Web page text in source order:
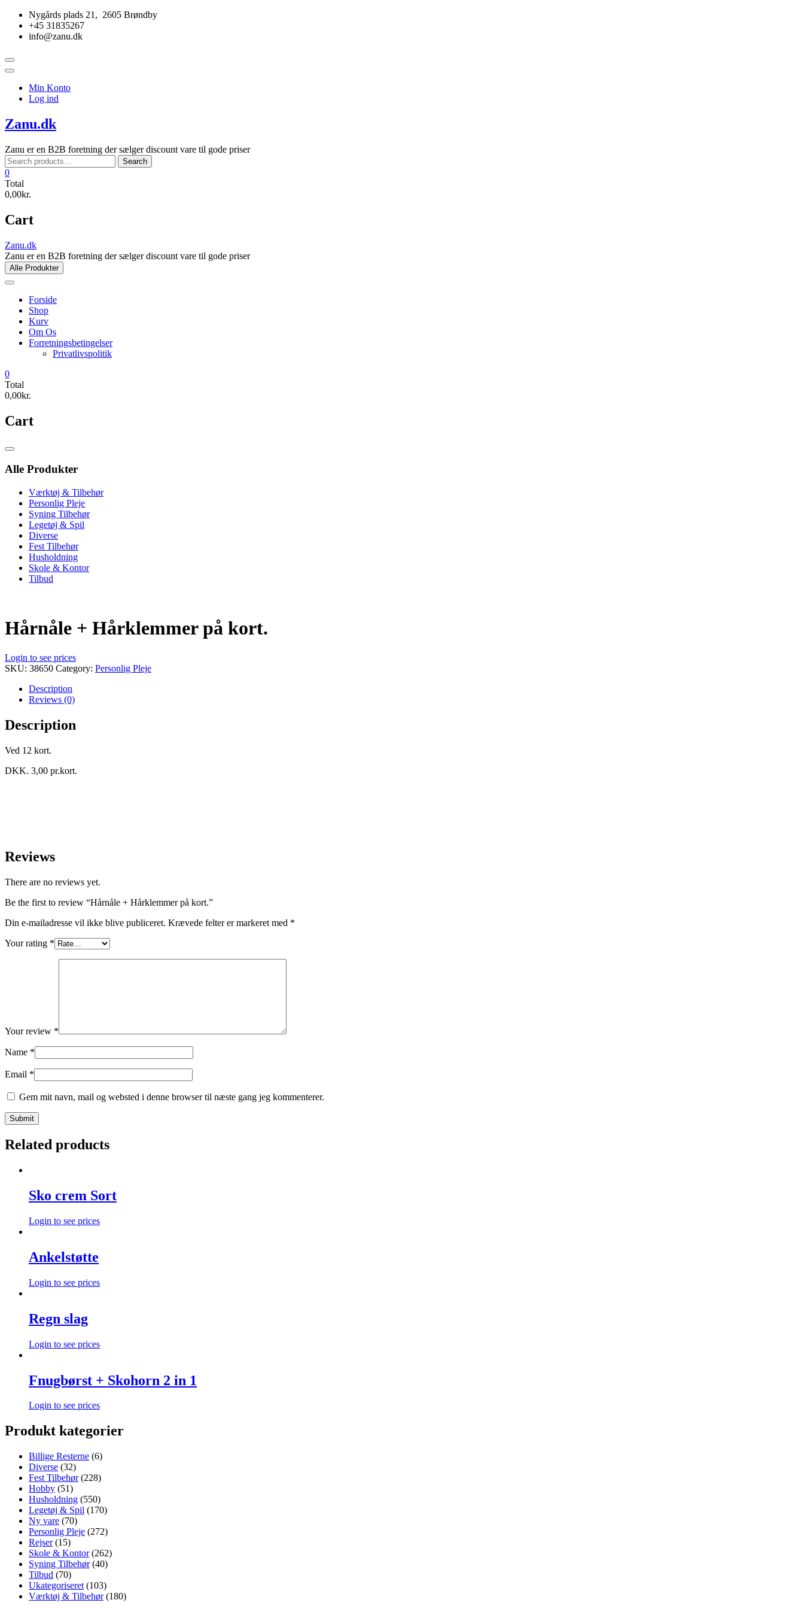
Skip
content
Nygårds plads 21, 2605 Brøndby
+45 31835267
info@zanu.dk
Topbar
Menu
Min Konto
Log ind
Zanu.dk
Zanu er en B2B foretning der sælger discount vare til gode priser
Search
for:
Search
0
Total
0,00kr.
Cart
Zanu.dk
Zanu er en B2B foretning der sælger discount vare til gode priser
Alle Produkter
Forside
Shop
Kurv
Om Os
Forretningsbetingelser
Privatlivspolitik
0
Total
0,00kr.
Cart
Catalog
Alle Produkter
Værktøj & Tilbehør
Personlig Pleje
Syning Tilbehør
Legetøj & Spil
Diverse
Fest Tilbehør
Husholdning
Skole & Kontor
Tilbud
Hårnåle + Hårklemmer på kort.
Login to see prices
SKU: 38650 Category: Personlig Pleje
Description
Reviews (0)
Description
Ved 12 kort.
DKK. 3,00 pr.kort.
Reviews
There are no reviews yet.
Be the first to review “Hårnåle + Hårklemmer på kort.”
Din e-mailadresse vil ikke blive publiceret. Krævede felter er markeret med *
Your rating *
Your review *
Name *
Email *
Gem mit navn, mail og websted i denne browser til næste gang jeg kommenterer.
Related products
Sko crem Sort
Login to see prices
Ankelstøtte
Login to see prices
Regn slag
Login to see prices
Fnugbørst + Skohorn 2 in 1
Login to see prices
Produkt kategorier
Billige Resterne (6)
Diverse (32)
Fest Tilbehør (228)
Hobby (51)
Husholdning (550)
Legetøj & Spil (170)
Ny vare (70)
Personlig Pleje (272)
Rejser (15)
Skole & Kontor (262)
Syning Tilbehør (40)
Tilbud (70)
Ukategoriseret (103)
Værktøj & Tilbehør (180)